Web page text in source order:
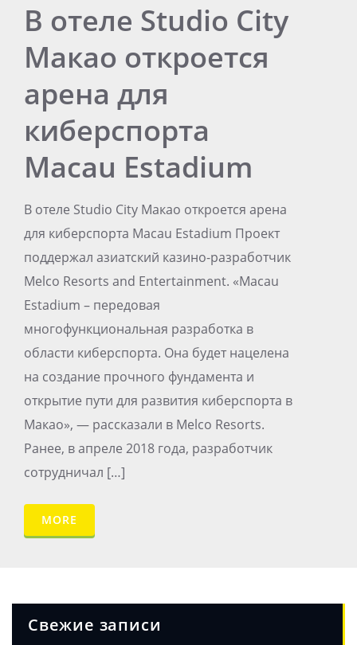
В отеле Studio City
Макао откроется
арена для
киберспорта
Macau Estadium
В отеле Studio City Макао откроется арена
для киберспорта Macau Estadium Проект
поддержал азиатский казино-разработчик
Melco Resorts and Entertainment. «Macau
Estadium – передовая
многофункциональная разработка в
области киберспорта. Она будет нацелена
на создание прочного фундамента и
открытие пути для развития киберспорта в
Макао», — рассказали в Melco Resorts.
Ранее, в апреле 2018 года, разработчик
сотрудничал […]
MORE
Свежие записи